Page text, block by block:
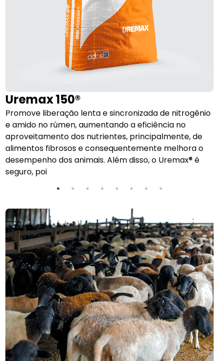
Uremax 150®
Promove liberação lenta e sincronizada de nitrogênio
e amido no rúmen, aumentando a eficiência no
aproveitamento dos nutrientes, principalmente, de
alimentos fibrosos e consequentemente melhora o
desempenho dos animais. Além disso, o Uremax® é
seguro, poi